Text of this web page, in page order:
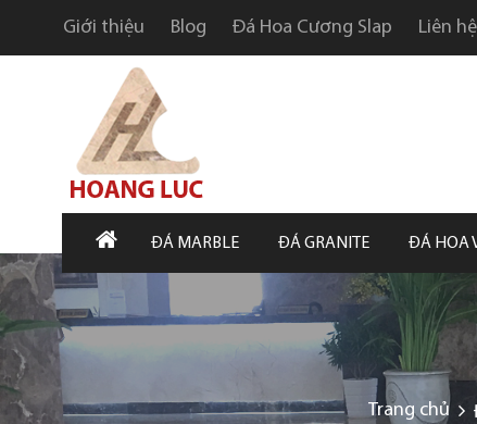
Giới thiệu Blog Đá Hoa Cương Slap Liên hệ
ĐÁ MARBLE ĐÁ GRANITE ĐÁ HOA
Trang chủ